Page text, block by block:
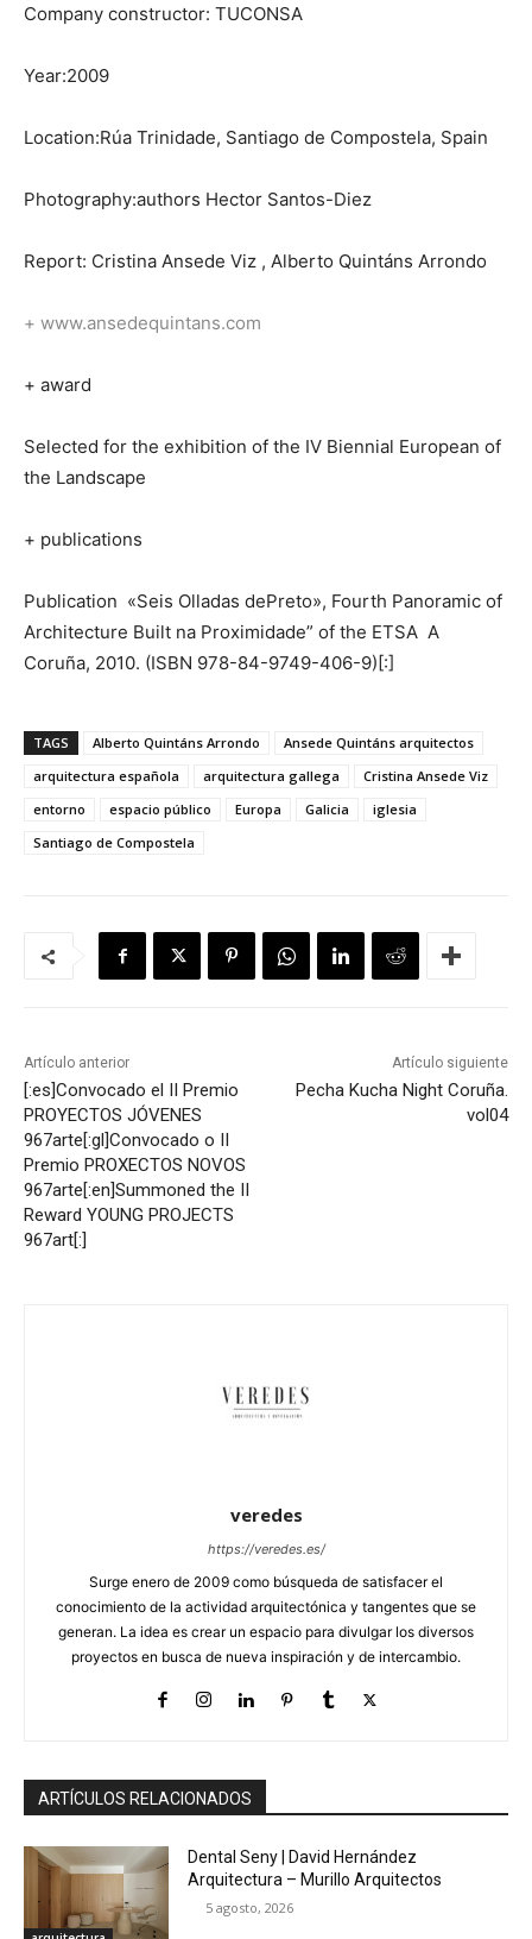
Company constructor: TUCONSA
Year:2009
Location:Rúa Trinidade, Santiago de Compostela, Spain
Photography:authors Hector Santos-Diez
Report: Cristina Ansede Viz , Alberto Quintáns Arrondo
+ www.ansedequintans.com
+ award
Selected for the exhibition of the IV Biennial European of
the Landscape
+ publications
Publication «Seis Olladas dePreto», Fourth Panoramic of
Architecture Built na Proximidade” of the ETSA A
Coruña, 2010. (ISBN 978-84-9749-406-9)[:]
TAGS Alberto Quintáns Arrondo
Ansede Quintáns arquitectos
arquitectura española
arquitectura gallega
Cristina Ansede Viz
entorno
espacio público Europa Galicia
iglesia
Santiago de Compostela
Artículo anterior
[:es]Convocado el II Premio
PROYECTOS JÓVENES
967arte[:gl]Convocado o II
Premio PROXECTOS NOVOS
967arte[:en]Summoned the II
Reward YOUNG PROJECTS
967art[:]
Artículo siguiente
Pecha Kucha Night Coruña.
vol04
veredes
https://veredes.es/
Surge enero de 2009 como búsqueda de satisfacer el
conocimiento de la actividad arquitectónica y tangentes que se
generan. La idea es crear un espacio para divulgar los diversos
proyectos en busca de nueva inspiración y de intercambio.
ARTÍCULOS RELACIONADOS
Dental Seny | David Hernández
Arquitectura – Murillo Arquitectos
5 agosto, 2026